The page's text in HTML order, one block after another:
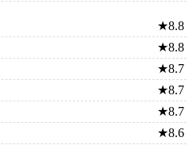
★8.8
★8.8
★8.7
★8.7
★8.7
★8.6